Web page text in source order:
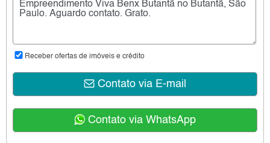
Receber ofertas de imóveis e crédito
Contato via E-mail
Contato via WhatsApp